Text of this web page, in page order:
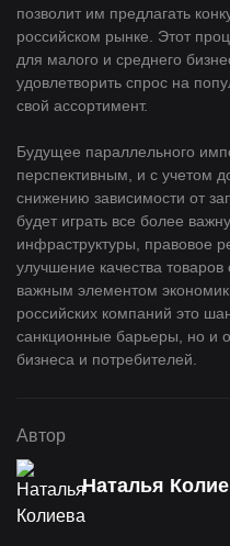
позволит им предлагать
российском рынке. Этот
для малого и среднего
удовлетворить спрос на
свой ассортимент.
Будущее параллельного
перспективным, и с учетом
снижению зависимости от
будет играть все более
инфраструктуры, правовое
улучшение качества
важным элементом
российских компаний это
санкционные барьеры, но и
бизнеса и потребителей.
Автор
Наталья